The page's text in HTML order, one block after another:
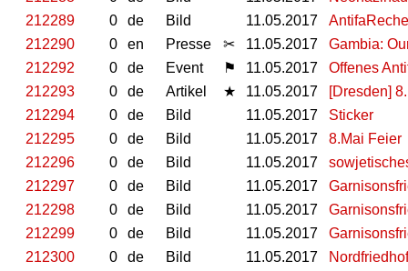
212289
0 de Bild 11.05.2017
212290
0 en Presse ✂ 11.05.2017
Gambia:
212292
0 de Event ⚑ 11.05.2017
Offenes
212293
0 de Artikel ★ 11.05.2017
[Dresden]
212294
0 de Bild 11.05.2017
Sticker
212295
0 de Bild 11.05.2017
8.Mai Feier
212296
0 de Bild 11.05.2017
212297
0 de Bild 11.05.2017
212298
0 de Bild 11.05.2017
212299
0 de Bild 11.05.2017
212300
0 de Bild 11.05.2017
Nordfriedhof